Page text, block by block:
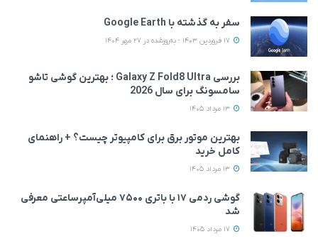
سفر به گذشته با Google Earth
بررسی Galaxy Z Fold8 Ultra ؛ بهترین گوشی تاشو
سامسونگ برای سال 2026
بهترین موتور برق برای کامپیوتر چیست؟ + راهنمای
کامل خرید
گوشی ردمی ۱۷ با باتری ۷۵۰۰ میلی‌آمپرساعتی معرفی
شد